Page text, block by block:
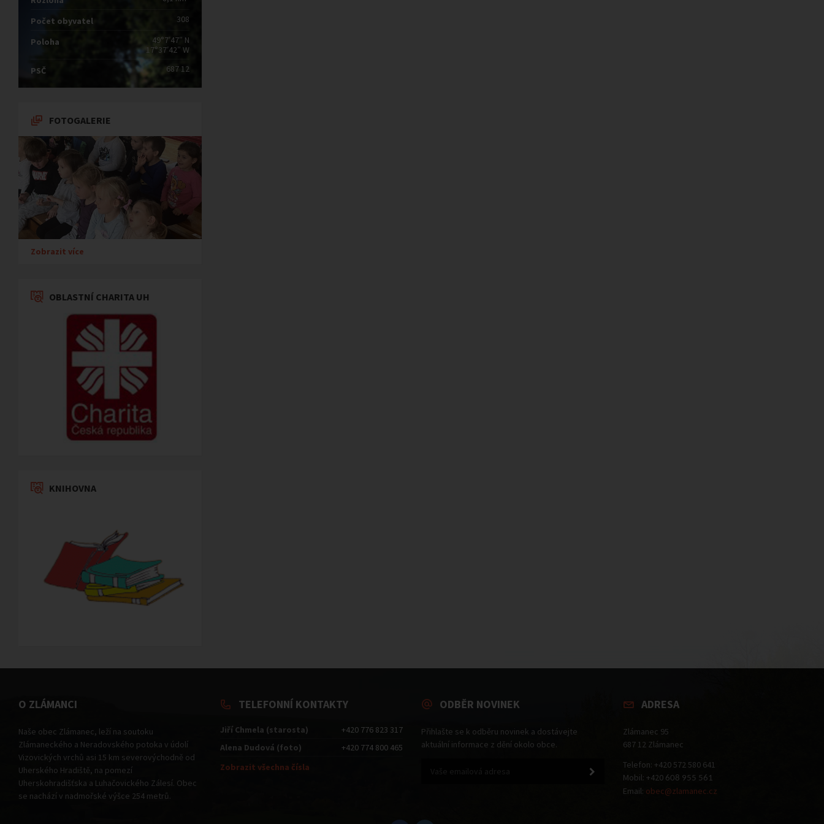
Počet obyvatel 308
Poloha
49°7′47″ N
17°37′42″ W
PSČ
687 12
FOTOGALERIE
Zobrazit více
OBLASTNÍ CHARITA UH
KNIHOVNA
O ZLÁMANCI
Naše obec Zlámanec, leží na soutoku
Zlámaneckého a Neradovského potoka v údolí
Vizovických vrchů asi 15 km severovýchodně od
Uherského Hradiště, na pomezí
Uherskohradišťska a Luhačovického Zálesí. Obec
se nachází v nadmořské výšce 254 metrů.
TELEFONNÍ KONTAKTY
Jiří Chmela (starosta)
+420 776 823 317
Alena Dudová (foto)
+420 774 800 465
Zobrazit všechna čísla
ODBĚR NOVINEK
Přihlašte se k odběru novinek a dostávejte
aktuální informace z dění okolo obce.
ADRESA
Zlámanec 95
687 12 Zlámanec
Telefon: +420 572 580 641
Mobil: +420 608 955 561
Email: obec@zlamanec.cz